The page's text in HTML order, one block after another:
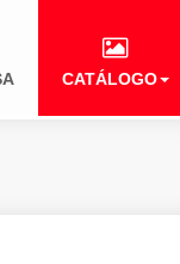
CATÁLOGO